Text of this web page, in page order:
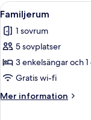
Öppna
alla
foton
för
Familjerum
3
Familjerum
1 sovrum
5 sovplatser
3 enkelsängar och
Gratis wi-fi
Mer information
Mer